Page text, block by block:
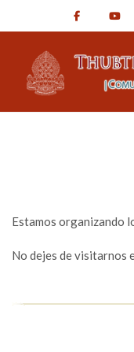
Estamos organizando
No dejes de visitarnos